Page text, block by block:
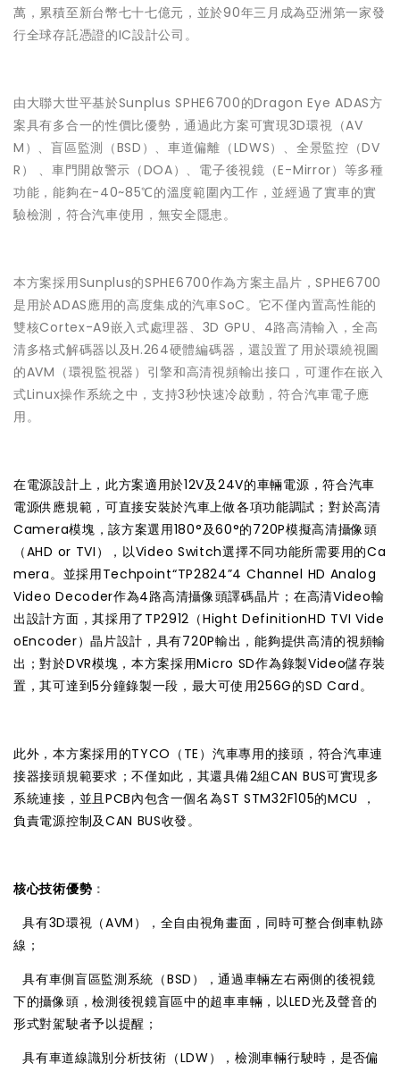
萬，累積至新台幣七十七億元，並於90年三月成為亞洲第一家發
行全球存託憑證的IC設計公司。
由大聯大世平基於Sunplus SPHE6700的Dragon Eye ADAS方
案具有多合一的性價比優勢，通過此方案可實現3D環視（AV
M）、盲區監測（BSD）、車道偏離（LDWS）、全景監控（DV
R） 、車門開啟警示（DOA）、電子後視鏡（E-Mirror）等多種
功能，能夠在-40~85℃的溫度範圍內工作，並經過了實車的實
驗檢測，符合汽車使用，無安全隱患。
本方案採用Sunplus的SPHE6700作為方案主晶片，SPHE6700
是用於ADAS應用的高度集成的汽車SoC。它不僅內置高性能的
雙核Cortex-A9嵌入式處理器、3D GPU、4路高清輸入，全高
清多格式解碼器以及H.264硬體編碼器，還設置了用於環繞視圖
的AVM（環視監視器）引擎和高清視頻輸出接口，可運作在嵌入
式Linux操作系統之中，支持3秒快速冷啟動，符合汽車電子應
用。
在電源設計上，此方案適用於12V及24V的車輛電源，符合汽車
電源供應規範，可直接安裝於汽車上做各項功能調試；對於高清
Camera模塊，該方案選用180°及60°的720P模擬高清攝像頭
（AHD or TVI），以Video Switch選擇不同功能所需要用的Ca
mera。並採用Techpoint“TP2824”4 Channel HD Analog
Video Decoder作為4路高清攝像頭譯碼晶片；在高清Video輸
出設計方面，其採用了TP2912（Hight DefinitionHD TVI Vide
oEncoder）晶片設計，具有720P輸出，能夠提供高清的視頻輸
出；對於DVR模塊，本方案採用Micro SD作為錄製Video儲存裝
置，其可達到5分鐘錄製一段，最大可使用256G的SD Card。
此外，本方案採用的TYCO（TE）汽車專用的接頭，符合汽車連
接器接頭規範要求；不僅如此，其還具備2組CAN BUS可實現多
系統連接，並且PCB內包含一個名為ST STM32F105的MCU ，
負責電源控制及CAN BUS收發。
核心技術優勢 ：
具有3D環視（AVM），全自由視角畫面，同時可整合倒車軌跡
線；
具有車側盲區監測系統（BSD），通過車輛左右兩側的後視鏡
下的攝像頭，檢測後視鏡盲區中的超車車輛，以LED光及聲音的
形式對駕駛者予以提醒；
具有車道線識別分析技術（LDW），檢測車輛行駛時，是否偏